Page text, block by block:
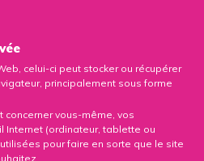
0
celui-ci peut stocker ou récupérer
principalement sous forme
concerner vous-même, vos
Internet (ordinateur, tablette ou
pour faire en sorte que le site